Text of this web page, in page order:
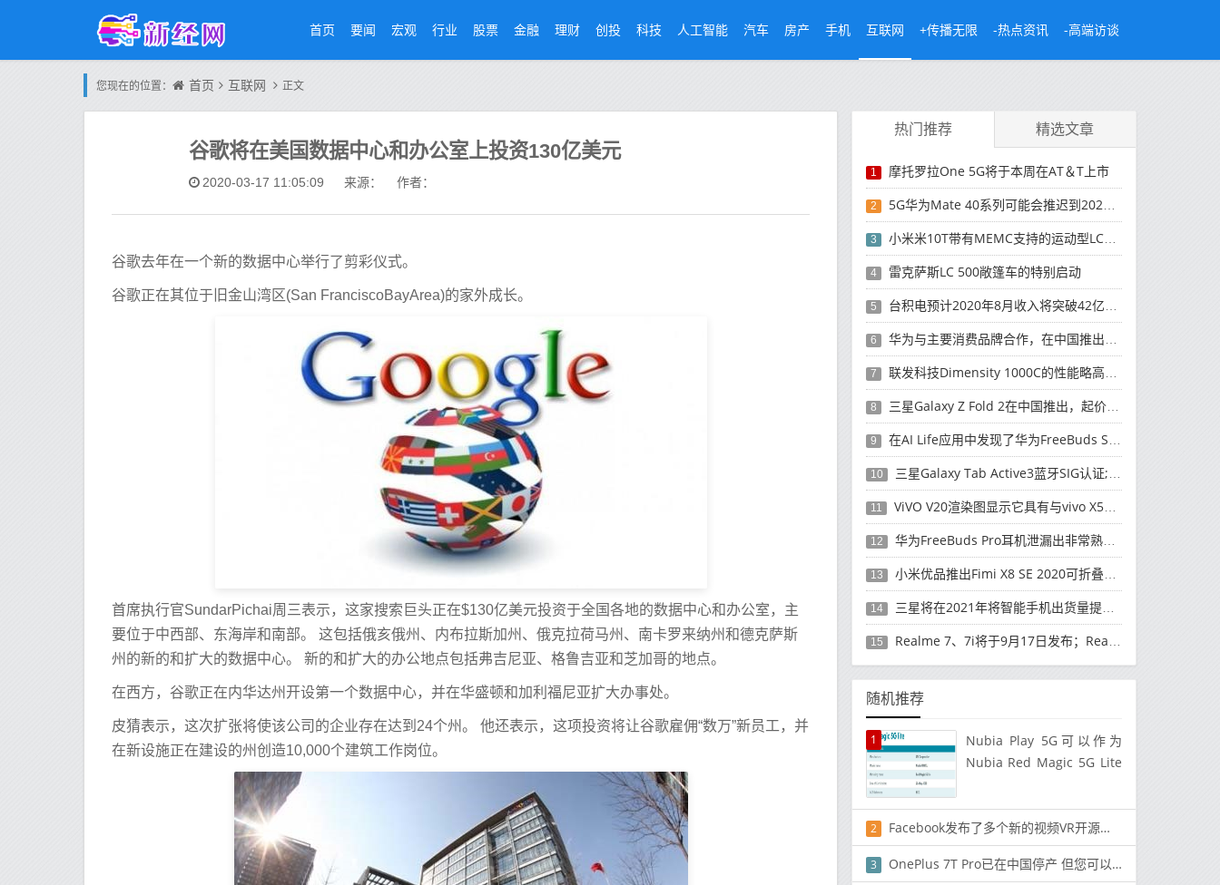
首页 要闻 宏观 行业 股票 金融 理财 创投 科技 人工智能 汽车 房产 手机 互联网 +传播无限 -热点资讯 -高端访谈
您现在的位置： 首页 互联网 正文
谷歌将在美国数据中心和办公室上投资130亿美元
2020-03-17 11:05:09 来源： 作者：
谷歌去年在一个新的数据中心举行了剪彩仪式。
谷歌正在其位于旧金山湾区(San FranciscoBayArea)的家外成长。
首席执行官SundarPichai周三表示，这家搜索巨头正在$130亿美元投资于全国各地的数据中心和办公室，主
要位于中西部、东海岸和南部。 这包括俄亥俄州、内布拉斯加州、俄克拉荷马州、南卡罗来纳州和德克萨斯
州的新的和扩大的数据中心。 新的和扩大的办公地点包括弗吉尼亚、格鲁吉亚和芝加哥的地点。
在西方，谷歌正在内华达州开设第一个数据中心，并在华盛顿和加利福尼亚扩大办事处。
皮猜表示，这次扩张将使该公司的企业存在达到24个州。 他还表示，这项投资将让谷歌雇佣“数万”新员工，并
在新设施正在建设的州创造10,000个建筑工作岗位。
热门推荐 精选文章
1 摩托罗拉One 5G将于本周在AT＆T上市
2 5G华为Mate 40系列可能会推迟到2021年
3 小米米10T带有MEMC支持的运动型LCD屏幕
4 雷克萨斯LC 500敞篷车的特别启动
5 台积电预计2020年8月收入将突破42亿美元，创历史新高
6 华为与主要消费品牌合作，在中国推出采用HarmonyOS 2.0的智能家居产品
7 联发科技Dimensity 1000C的性能略高于Snapdragon 765G
8 三星Galaxy Z Fold 2在中国推出，起价为16,999元
9 在AI Life应用中发现了华为FreeBuds Studio耳机
10 三星Galaxy Tab Active3蓝牙SIG认证; 发布可能快要结束了
11 ViVO V20渲染图显示它具有与vivo X50 Pro类似的后部设计
12 华为FreeBuds Pro耳机泄漏出非常熟悉的设计
13 小米优品推出Fimi X8 SE 2020可折叠无人机
14 三星将在2021年将智能手机出货量提高至3亿部
15 Realme 7、7i将于9月17日发布；Realme 7i的完整规格并导致泄漏
随机推荐
1
Nubia Play 5G可以作为
Nubia Red Magic 5G Lite
2 Facebook发布了多个新的视频VR开源工具
3 OnePlus 7T Pro已在中国停产 但您可以在印度购买